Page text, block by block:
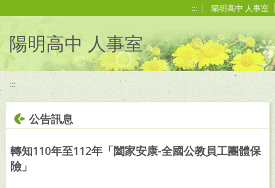
::: 陽明高中 人事室
陽明高中 人事室
:::
公告訊息
轉知110年至112年「闔家安康-全國公教員工團體保
險」